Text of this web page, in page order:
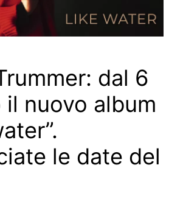
dal 6
nuovo album
le date del